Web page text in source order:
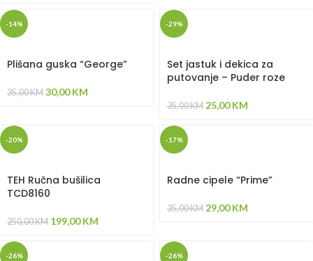
-14%
Plišana guska “George”
35,00KM 30,00KM
-29%
Set jastuk i dekica za
putovanje – Puder roze
35,00KM 25,00KM
-20%
TEH Ručna bušilica
TCD8160
250,00KM 199,00KM
-17%
Radne cipele “Prime”
35,00KM 29,00KM
-26% -26%